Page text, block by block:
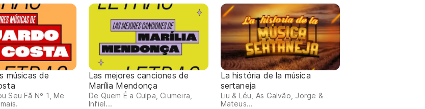
músicas de
Seu Fã Nº 1, Me
Las mejores canciones de
Marília Mendonça
De Quem É a Culpa, Ciumeira,
Infiel...
La história de la música
sertaneja
Liu & Léu, As Galvão, Jorge &
Mateus...